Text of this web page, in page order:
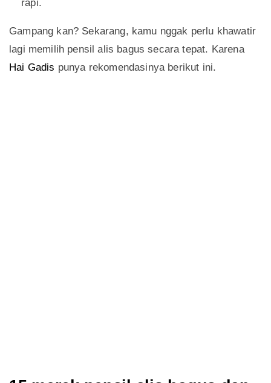
rapi.
Gampang kan? Sekarang, kamu nggak perlu khawatir
lagi memilih pensil alis bagus secara tepat. Karena
Hai Gadis punya rekomendasinya berikut ini.